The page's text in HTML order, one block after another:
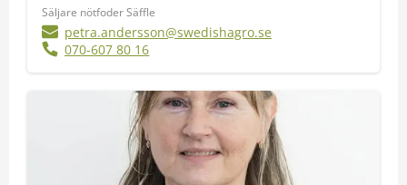
Säljare nötfoder Säffle
petra.andersson@swedishagro.se
070-607 80 16